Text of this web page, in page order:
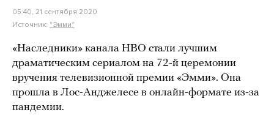
05:40, 21 сентября 2020
Источник: "Эмми"
«Наследники» канала HBO стали лучшим
драматическим сериалом на 72-й церемонии
вручения телевизионной премии «Эмми». Она
прошла в Лос-Анджелесе в онлайн-формате из-за
пандемии.